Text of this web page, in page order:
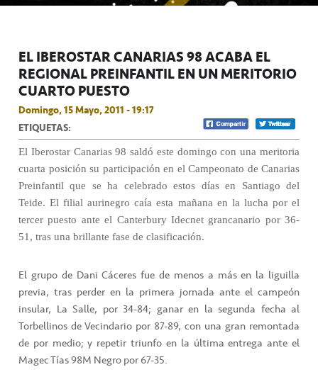
EL IBEROSTAR CANARIAS 98 ACABA EL
REGIONAL PREINFANTIL EN UN MERITORIO
CUARTO PUESTO
Domingo, 15 Mayo, 2011 - 19:17
ETIQUETAS:
El Iberostar Canarias 98 saldó este domingo con una meritoria
cuarta posición su participación en el Campeonato de Canarias
Preinfantil que se ha celebrado estos días en Santiago del
Teide. El filial aurinegro caía esta mañana en la lucha por el
tercer puesto ante el Canterbury Idecnet grancanario por 36-
51, tras una brillante fase de clasificación.
El grupo de Dani Cáceres fue de menos a más en la liguilla
previa, tras perder en la primera jornada ante el campeón
insular, La Salle, por 34-84; ganar en la segunda fecha al
Torbellinos de Vecindario por 87-89, con una gran remontada
de por medio; y repetir triunfo en la última entrega ante el
Magec Tías 98M Negro por 67-35.